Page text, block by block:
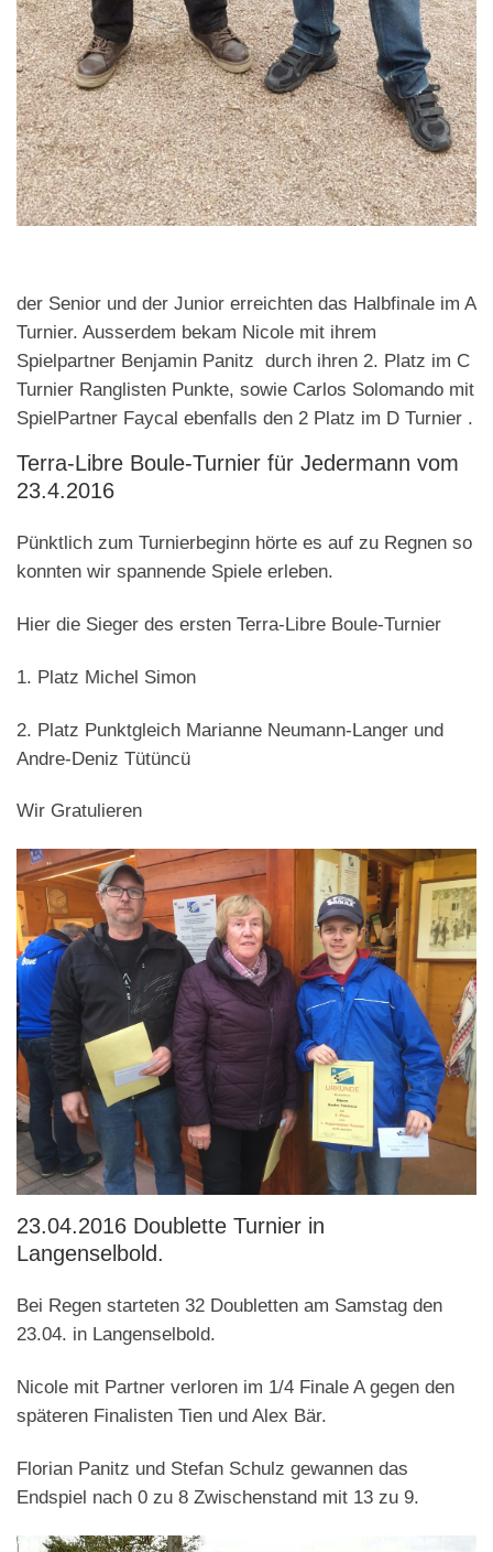
der Senior und der Junior erreichten das Halbfinale im A
Turnier. Ausserdem bekam Nicole mit ihrem
Spielpartner Benjamin Panitz durch ihren 2. Platz im C
Turnier Ranglisten Punkte, sowie Carlos Solomando mit
SpielPartner Faycal ebenfalls den 2 Platz im D Turnier .
Terra-Libre Boule-Turnier für Jedermann vom
23.4.2016
Pünktlich zum Turnierbeginn hörte es auf zu Regnen so
konnten wir spannende Spiele erleben.
Hier die Sieger des ersten Terra-Libre Boule-Turnier
1. Platz Michel Simon
2. Platz Punktgleich Marianne Neumann-Langer und
Andre-Deniz Tütüncü
Wir Gratulieren
23.04.2016 Doublette Turnier in
Langenselbold.
Bei Regen starteten 32 Doubletten am Samstag den
23.04. in Langenselbold.
Nicole mit Partner verloren im 1/4 Finale A gegen den
späteren Finalisten Tien und Alex Bär.
Florian Panitz und Stefan Schulz gewannen das
Endspiel nach 0 zu 8 Zwischenstand mit 13 zu 9.